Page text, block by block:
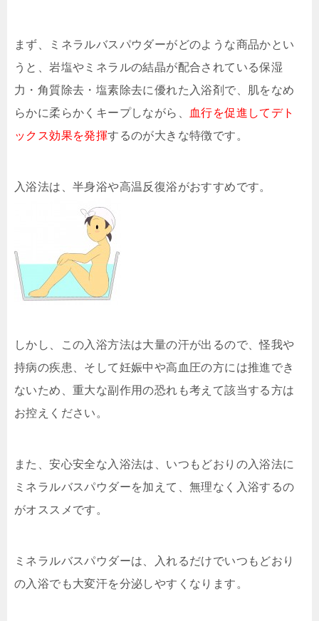
まず、ミネラルバスパウダーがどのような商品かとい
うと、岩塩やミネラルの結晶が配合されている保湿
力・角質除去・塩素除去に優れた入浴剤で、肌をなめ
らかに柔らかくキープしながら、
血行を促進してデト
ックス効果を発揮するのが大きな特徴です。
入浴法は、半身浴や高温反復浴がおすすめです。
しかし、この入浴方法は大量の汗が出るので、怪我や
持病の疾患、そして妊娠中や高血圧の方には推進でき
ないため、重大な副作用の恐れも考えて該当する方は
お控えください。
また、安心安全な入浴法は、いつもどおりの入浴法に
ミネラルバスパウダーを加えて、無理なく入浴するの
がオススメです。
ミネラルバスパウダーは、入れるだけでいつもどおり
の入浴でも大変汗を分泌しやすくなります。